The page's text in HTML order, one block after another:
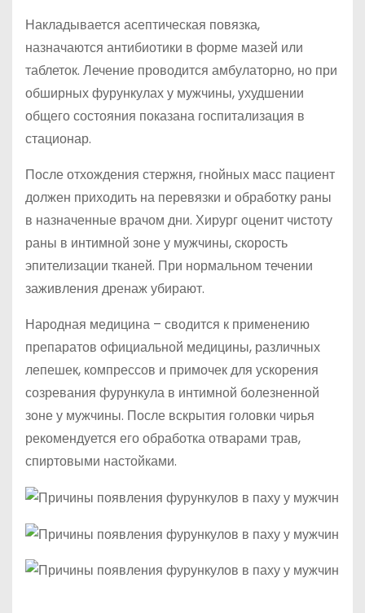
Накладывается асептическая повязка,
назначаются антибиотики в форме мазей или
таблеток. Лечение проводится амбулаторно, но при
обширных фурункулах у мужчины, ухудшении
общего состояния показана госпитализация в
стационар.
После отхождения стержня, гнойных масс пациент
должен приходить на перевязки и обработку раны
в назначенные врачом дни. Хирург оценит чистоту
раны в интимной зоне у мужчины, скорость
эпителизации тканей. При нормальном течении
заживления дренаж убирают.
Народная медицина – сводится к применению
препаратов официальной медицины, различных
лепешек, компрессов и примочек для ускорения
созревания фурункула в интимной болезненной
зоне у мужчины. После вскрытия головки чирья
рекомендуется его обработка отварами трав,
спиртовыми настойками.